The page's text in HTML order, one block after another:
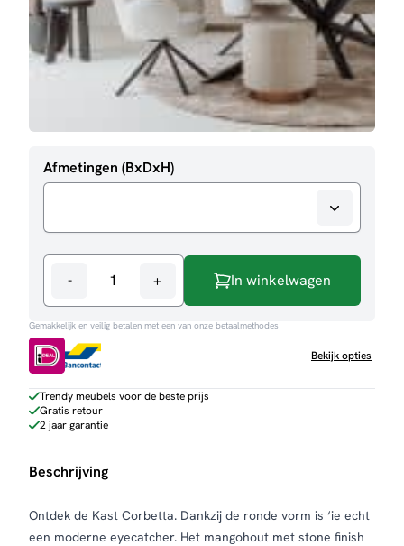
Afmetingen (BxDxH)
-
Corbetta
aantal
+ In winkelwagen
Gemakkelijk en veilig betalen met een van onze betaalmethodes
Bekijk opties
Trendy meubels voor de beste prijs
Gratis retour
2 jaar garantie
Beschrijving
Ontdek de Kast Corbetta. Dankzij de ronde vorm is ‘ie echt
een moderne eyecatcher. Het mangohout met stone finish